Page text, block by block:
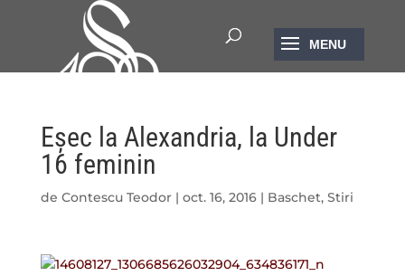
in
reader.
Eşec la Alexandria, la Under
16 feminin
de Contescu Teodor| oct. 16, 2016| Baschet, Stiri